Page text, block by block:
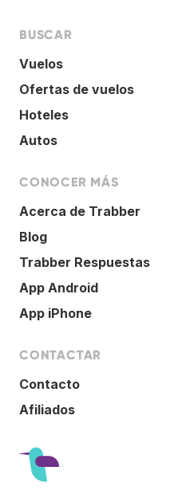
BUSCAR
Vuelos
Ofertas de vuelos
Hoteles
Autos
CONOCER MÁS
Acerca de Trabber
Blog
Trabber Respuestas
App Android
App iPhone
CONTACTAR
Contacto
Afiliados